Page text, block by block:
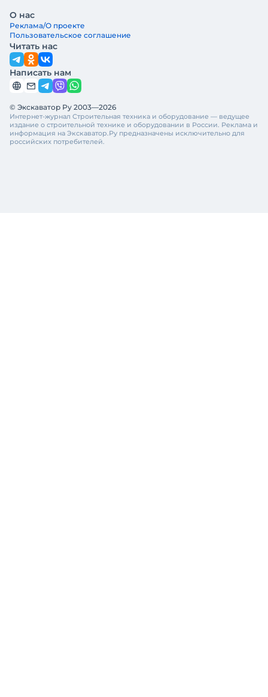
О нас
Реклама/О проекте
Пользовательское соглашение
Читать нас
Написать нам
© Экскаватор Ру 2003—2026
Интернет-журнал Строительная техника и оборудование — ведущее
издание о строительной технике и оборудовании в России. Реклама и
информация на Экскаватор.Ру предназначены исключительно для
российских потребителей.